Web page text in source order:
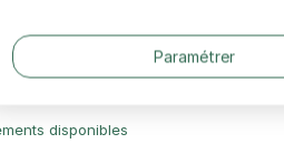
89 €/semaine (tarifs dégressifs)
disponibles
Paramétrer